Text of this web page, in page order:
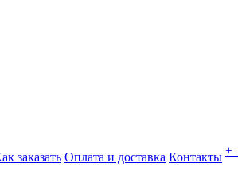
заказать Оплата и доставка Контакты +